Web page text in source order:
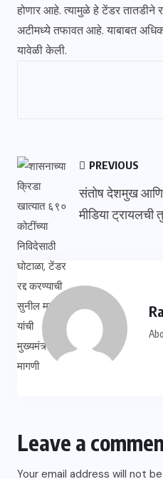
होणार आहे. त्यामुळे हे टेंडर तातडीने
अटीमध्ये तफावत आहे. याबाबत
यावेळी केली.
PREVIOUS
संतोष देशमुख आणि
मीडिया ट्रायलची
Leave a
Your email address will not